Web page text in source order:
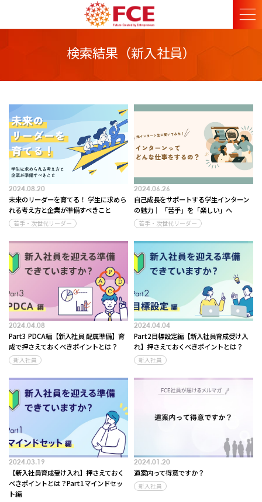
検索結果（新入社員）
2024.08.20
未来のリーダーを育てる！ 学生に求めら
れる考え方と企業が準備すべきこと
若手・次世代リーダー
2024.06.26
自己成長をサポートする学生インターン
の魅力｜ 「苦手」を「楽しい」へ
若手・次世代リーダー
2024.04.08
Part3 PDCA編【新入社員 配属準備】育
成で押さえておくべきポイントとは？
新入社員
2024.04.04
Part2目標設定編【新入社員育成受け入
れ】押さえておくべきポイントとは？
新入社員
2024.03.19
【新入社員育成受け入れ】押さえておく
べきポイントとは？Part1マインドセッ
ト編
2024.01.20
道案内って得意ですか？
新入社員